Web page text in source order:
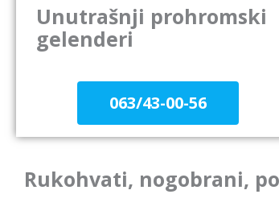
Unutrašnji prohromski
gelenderi
063/43-00-56
Rukohvati, nogobrani,